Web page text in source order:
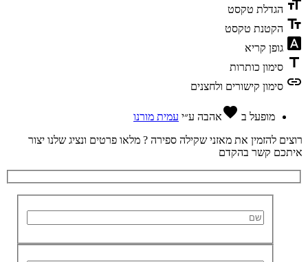
הגדלת טקסט
הקטנת טקסט
גופן קריא
סימון כותרות
סימון קישורים ולחצנים
מופעל ב favoriteאהבהע״יעמית מורנו
להזמין את מאזני שקילה ספירה ? מלאו פרטים ונציג שלנו יצור
קשר בהקדם